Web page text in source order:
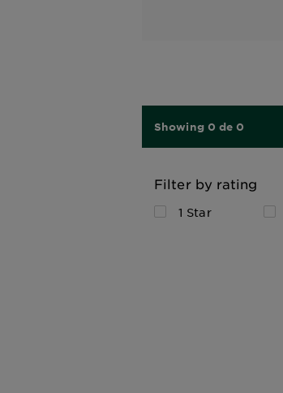
Showing 0 de 0
Filter by rating
1 Star